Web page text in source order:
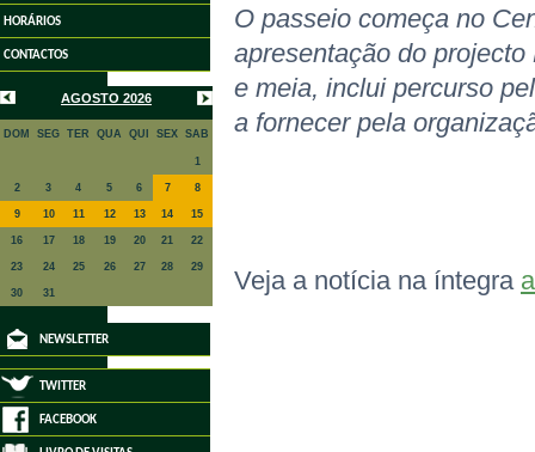
HORÁRIOS
CONTACTOS
AGOSTO 2026
DOM SEG TER QUA QUI SEX SAB
1
2 3 4 5 6 7 8
9 10 11 12 13 14 15
16 17 18 19 20 21 22
23 24 25 26 27 28 29
30 31
NEWSLETTER
TWITTER
FACEBOOK
O passeio começa no
apresentação do
e meia, inclui percurso
a fornecer pela
Veja a notícia na íntegra